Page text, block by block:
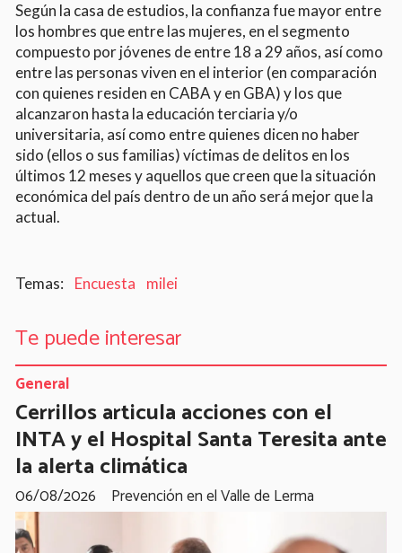
Según la casa de estudios, la confianza fue mayor entre
los hombres que entre las mujeres, en el segmento
compuesto por jóvenes de entre 18 a 29 años, así como
entre las personas viven en el interior (en comparación
con quienes residen en CABA y en GBA) y los que
alcanzaron hasta la educación terciaria y/o
universitaria, así como entre quienes dicen no haber
sido (ellos o sus familias) víctimas de delitos en los
últimos 12 meses y aquellos que creen que la situación
económica del país dentro de un año será mejor que la
actual.
Encuesta milei
Te puede interesar
Cerrillos articula acciones con el
INTA y el Hospital Santa Teresita ante
la alerta climática
Prevención en el Valle de Lerma
General
06/08/2026